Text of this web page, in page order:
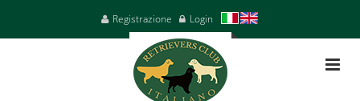
Registrazione Login